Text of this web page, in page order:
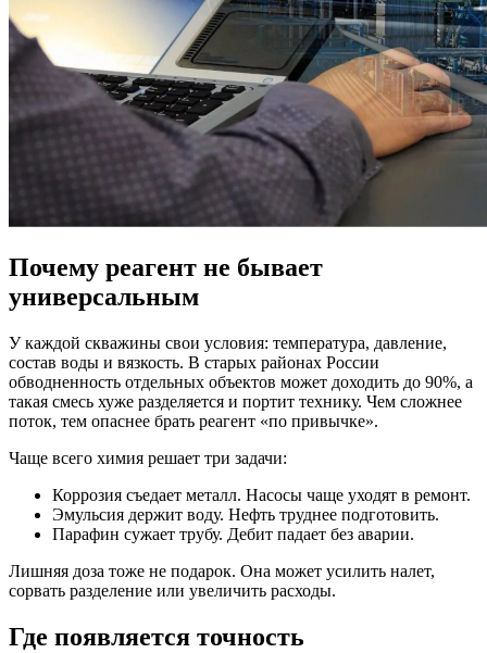
Почему реагент не бывает
универсальным
У каждой скважины свои условия: температура, давление,
состав воды и вязкость. В старых районах России
обводненность отдельных объектов может доходить до 90%, а
такая смесь хуже разделяется и портит технику. Чем сложнее
поток, тем опаснее брать реагент «по привычке».
Чаще всего химия решает три задачи:
Коррозия съедает металл. Насосы чаще уходят в ремонт.
Эмульсия держит воду. Нефть труднее подготовить.
Парафин сужает трубу. Дебит падает без аварии.
Лишняя доза тоже не подарок. Она может усилить налет,
сорвать разделение или увеличить расходы.
Где появляется точность